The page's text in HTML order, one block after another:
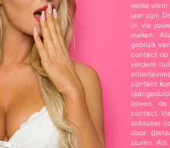
welke
jaar zijn.
je via
maken.
gebruik
contact op
verdere
contact
boven de
contact.
seksueel
door
sturen.
Over
Ik zou
Een
meer
liefde